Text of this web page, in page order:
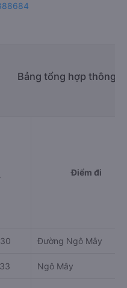
Bảng tổng hợp thông
Điểm đi
Đường Ngô Mây
Ngô Mây